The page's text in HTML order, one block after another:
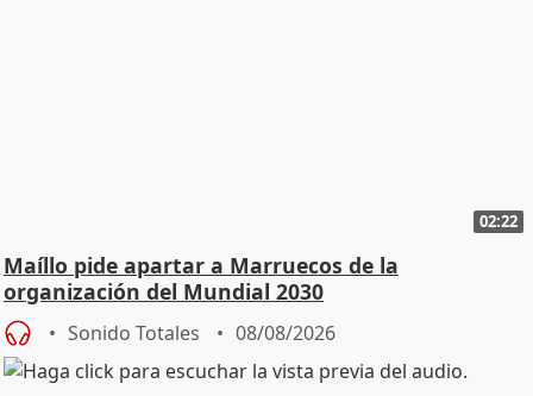
02:22
Maíllo pide apartar a Marruecos de la
organización del Mundial 2030
Sonido Totales 08/08/2026